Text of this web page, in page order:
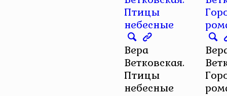
Вера
Ветковская.
Птицы
небесные